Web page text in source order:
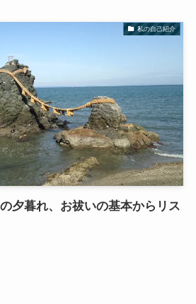
私の自己紹介
夕暮れ、お祓いの基本からリス